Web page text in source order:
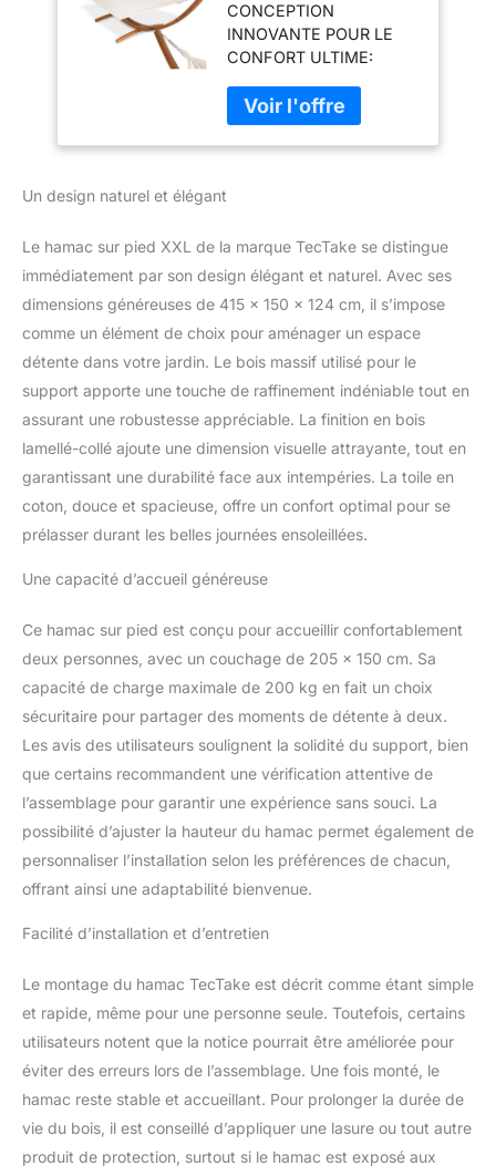
Support en Bois
415x150x124cm,
Supporte jusqu'à
200 kg, Couchage
205x150cm,
Ajustable en
Hauteur pour
CONCEPTION
INNOVANTE POUR LE
CONFORT ULTIME:
du relax avec notre
hamac sur pied, conçu
pour marier la stabilité
pour vos après-midis
détente en solo ou à
deux, ce hamac est un
incontournable de votre
salon de jardin extérieur.
Avec un montage simple,
vous transformerez
jardin, balcon ou terrasse
extérieure en un espace
de relaxation et de bien-
être. DOUBLEZ LE
DÉTENTE: Notre hamac
dans votre jardin ou au
bord de la piscine.
Conçu pour résister aux
intempéries, ce lit de
parfait de votre salon de
jardin, offrant un espace
confortable et sûr pour
vous détendre sous le
votre véranda. SÉCURITÉ
ET FACILITÉ À PORTÉE
installation sans tracas
galvanisés et chaînes en
acier ajustables en
hauteur, garantissant
une suspension sûre et
facile de votre hamac sur
pied bois. Que ce soit sur
votre terrasse, balcon ou
dans votre veranda,
Un design naturel et élégant
Le hamac sur pied XXL de la marque TecTake se distingue
immédiatement par son design élégant et naturel. Avec ses
dimensions généreuses de 415 x 150 x 124 cm, il s’impose
comme un élément de choix pour aménager un espace
détente dans votre jardin. Le bois massif utilisé pour le
support apporte une touche de raffinement indéniable tout en
assurant une robustesse appréciable. La finition en bois
lamellé-collé ajoute une dimension visuelle attrayante, tout en
garantissant une durabilité face aux intempéries. La toile en
coton, douce et spacieuse, offre un confort optimal pour se
prélasser durant les belles journées ensoleillées.
Une capacité d’accueil généreuse
Ce hamac sur pied est conçu pour accueillir confortablement
deux personnes, avec un couchage de 205 x 150 cm. Sa
capacité de charge maximale de 200 kg en fait un choix
sécuritaire pour partager des moments de détente à deux.
Les avis des utilisateurs soulignent la solidité du support, bien
que certains recommandent une vérification attentive de
l’assemblage pour garantir une expérience sans souci. La
possibilité d’ajuster la hauteur du hamac permet également de
personnaliser l’installation selon les préférences de chacun,
offrant ainsi une adaptabilité bienvenue.
Facilité d’installation et d’entretien
Le montage du hamac TecTake est décrit comme étant simple
et rapide, même pour une personne seule. Toutefois, certains
utilisateurs notent que la notice pourrait être améliorée pour
éviter des erreurs lors de l’assemblage. Une fois monté, le
hamac reste stable et accueillant. Pour prolonger la durée de
vie du bois, il est conseillé d’appliquer une lasure ou tout autre
produit de protection, surtout si le hamac est exposé aux